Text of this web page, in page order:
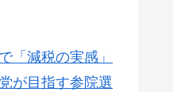
「減税の実感」
が目指す参院選